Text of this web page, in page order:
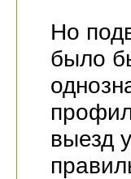
Но
было
выезд